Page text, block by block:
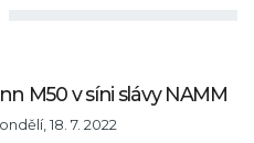
M50 v síni slávy NAMM
18. 7. 2022